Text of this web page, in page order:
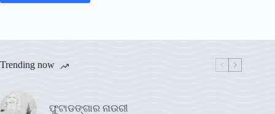
Trending now
ଫୁଟାଡଙ୍ଗାର ନାଉରୀ